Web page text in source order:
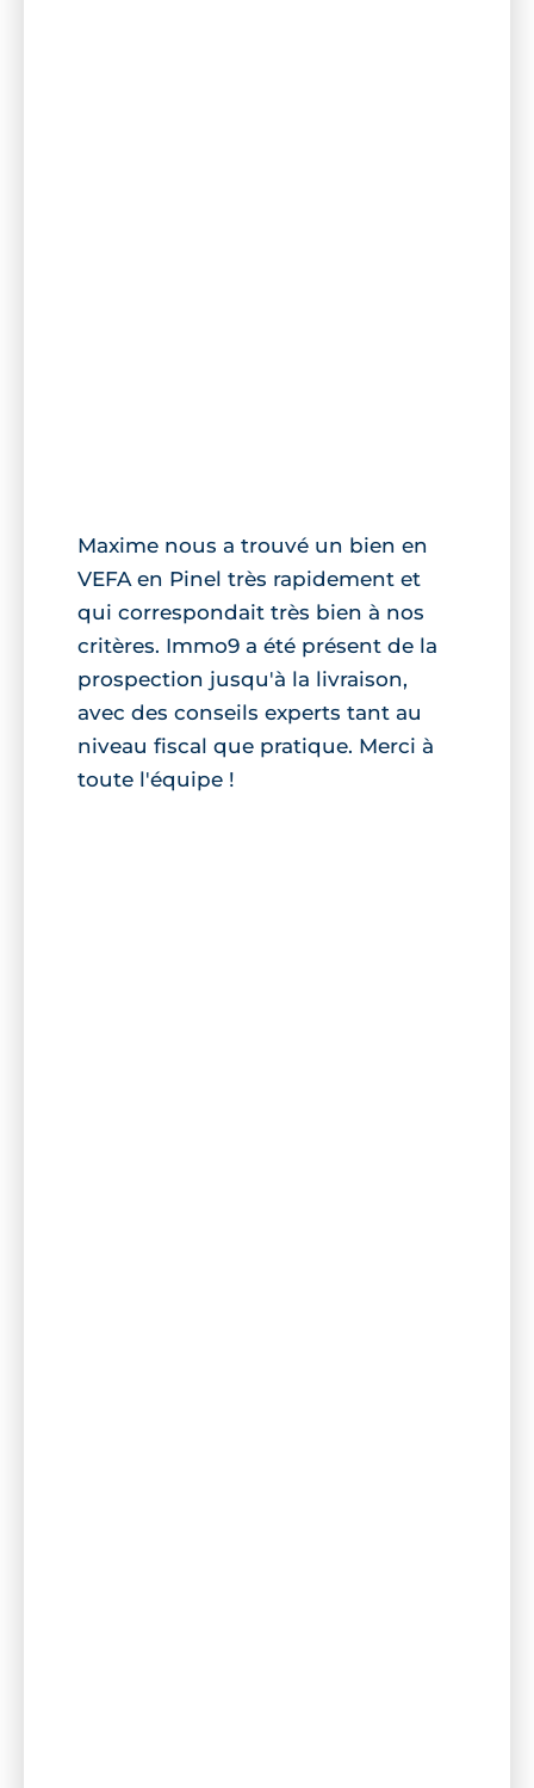
Maxime nous a trouvé un bien en
VEFA en Pinel très rapidement et
qui correspondait très bien à nos
critères. Immo9 a été présent de la
prospection jusqu'à la livraison,
avec des conseils experts tant au
niveau fiscal que pratique. Merci à
toute l'équipe !